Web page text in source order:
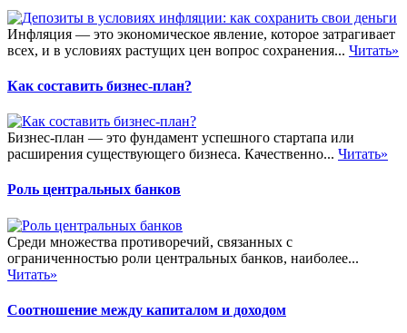
Инфляция — это экономическое явление, которое затрагивает
всех, и в условиях растущих цен вопрос сохранения... Читать»
Как составить бизнес-план?
Бизнес-план — это фундамент успешного стартапа или
расширения существующего бизнеса. Качественно... Читать»
Роль центральных банков
Среди множества противоречий, связанных с
ограниченностью роли центральных банков, наиболее...
Читать»
Соотношение между капиталом и доходом